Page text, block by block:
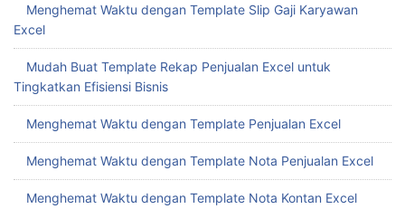
Menghemat Waktu dengan Template Slip Gaji Karyawan
Excel
Mudah Buat Template Rekap Penjualan Excel untuk
Tingkatkan Efisiensi Bisnis
Menghemat Waktu dengan Template Penjualan Excel
Menghemat Waktu dengan Template Nota Penjualan Excel
Menghemat Waktu dengan Template Nota Kontan Excel